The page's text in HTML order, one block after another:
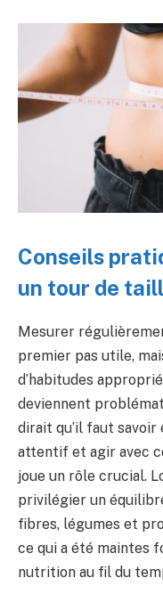
Conseils
un tour de
Mesurer
premier pas utile,
d’habitudes
deviennent
dirait qu’il faut
attentif et agir avec
joue un rôle crucial.
privilégier un
fibres, légumes et
ce qui a été maintes
nutrition au fil du